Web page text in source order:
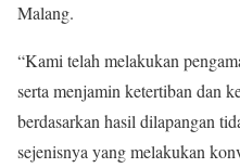
Malang.
“Kami telah melakukan
serta menjamin ketertiban dan
berdasarkan hasil dilapangan
sejenisnya yang melakukan